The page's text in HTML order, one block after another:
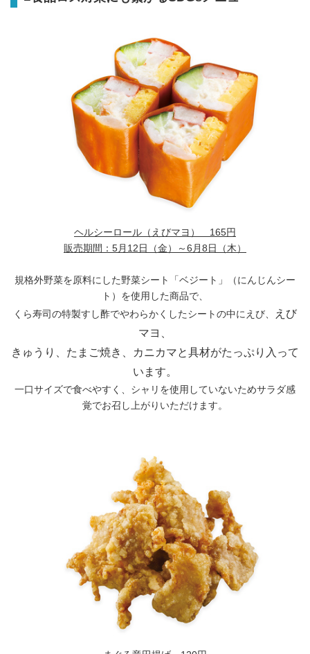
ヘルシーロール（えびマヨ） 165円
販売期間：5月12日（金）～6月8日（木）
規格外野菜を原料にした野菜シート「ベジート」（にんじんシー
ト）を使用した商品で、
くら寿司の特製すし酢でやわらかくしたシートの中にえび、
えび
マヨ、
きゅうり、たまご焼き、カニカマと具材がたっぷり入って
います。
一口サイズで食べやすく、シャリを使用していないためサラダ感
覚でお召し上がりいただけます。
Japanese